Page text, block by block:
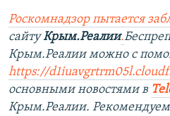
Роскомнадзор пытается
сайтуКрым.Реалии.
Крым.Реалии можно с
https://
основными новостями в
Крым.Реалии.